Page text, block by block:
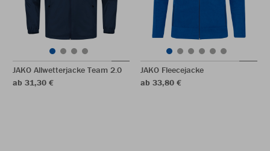
JAKO Allwetterjacke Team 2.0
ab 31,30 €
JAKO Fleecejacke
ab 33,80 €